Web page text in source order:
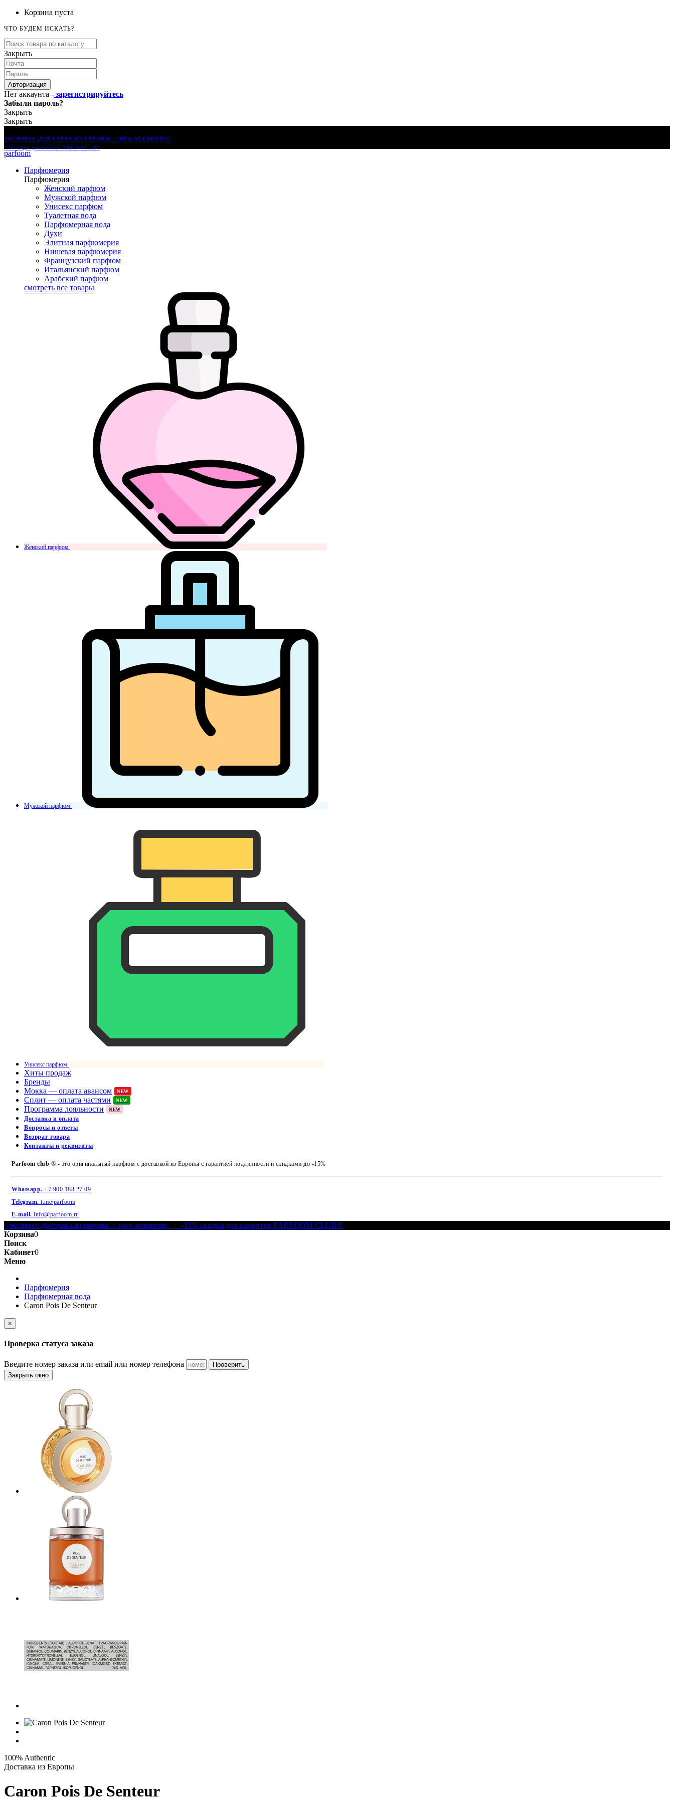
Корзина пуста
ЧТО БУДЕМ ИСКАТЬ?
Закрыть
Авторизация
Нет аккаунта - зарегистрируйтесь
Забыли пароль?
Закрыть
Закрыть
ЭКСПРЕСС-ДОСТАВКА ИЗ ЕВРОПЫ | 100% AUTHENTIC
-15% скидка для клиентов PARFOOM CLUB®
parfoom
Парфюмерия
Парфюмерия
Женский парфюм
Мужской парфюм
Унисекс парфюм
Туалетная вода
Парфюмерная вода
Духи
Элитная парфюмерия
Нишевая парфюмерия
Французский парфюм
Итальянский парфюм
Арабский парфюм
смотреть все товары
Женский парфюм
Мужской парфюм
Унисекс парфюм
Хиты продаж
Бренды
Мокка — оплата авансом
NEW
Сплит — оплата частями NEW
Программа лояльности NEW
Доставка и оплата
Вопросы и ответы
Возврат товара
Контакты и реквизиты
Parfoom club ® - это оригинальный парфюм с доставкой из Европы с гарантией подлинности и скидками до -15%
Whatsapp. +7 900 188 27 09
Telegram. t.me/parfoom
E-mail. info@parfoom.ru
<ЭКСПРЕСС-ДОСТАВКА ИЗ ЕВРОПЫ | 100% AUTHENTIC
| -15% скидка для клиентов PARFOOM CLUB®
Корзина0
Поиск
Кабинет0
Меню
Парфюмерия
Парфюмерная вода
Caron Pois De Senteur
×
Проверка статуса заказа
Введите номер заказа или email или номер телефона
Проверить
Закрыть окно
100% Authentic
Доставка из Европы
Caron Pois De Senteur